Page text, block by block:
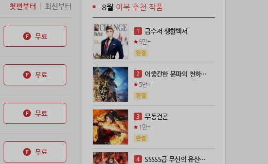
첫편부터 최신부터
무료
무료
무료
무료
8월 이북 추천 작품
1 금수저 생활백서
5만+
2 어중간한 문파의 천하제일인
5만+
3 무동건곤
1만+
4 SSSSS급 무신의 유산을 얻었다!